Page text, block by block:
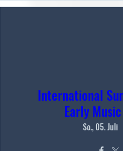
International
Early
So., 05. Juli